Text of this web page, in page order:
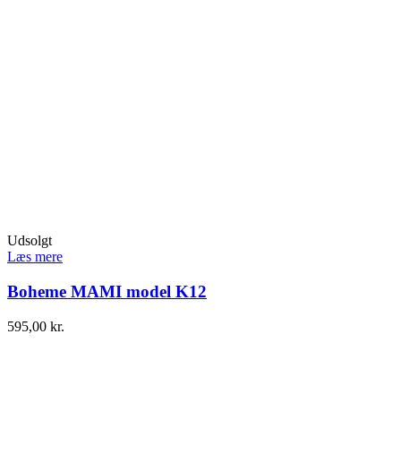
Udsolgt
Læs mere
Boheme MAMI model K12
595,00 kr.